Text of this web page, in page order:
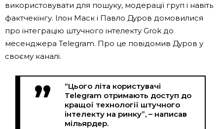
використовувати для пошуку, модерації груп і навіть
фактчекінгу. Ілон Маск і Павло Дуров домовилися
про інтеграцію штучного інтелекту Grok до
месенджера Telegram. Про це повідомив Дуров у
своєму каналі.
“Цього літа користувачі
Telegram отримають доступ до
кращої технології штучного
інтелекту на ринку”, – написав
мільярдер.